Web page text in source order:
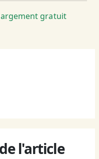
gratuit
l'article